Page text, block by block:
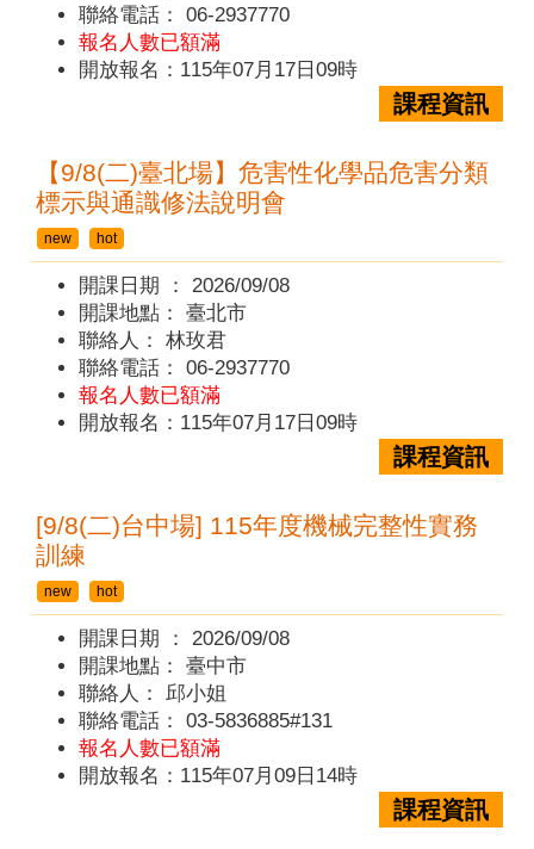
聯絡電話：06-2937770
報名人數已額滿
開放報名：115年07月17日09時
課程資訊
【9/8(二)臺北場】危害性化學品危害分類
標示與通識修法說明會
new hot
開課日期 ： 2026/09/08
開課地點：臺北市
聯絡人：林玫君
聯絡電話：06-2937770
報名人數已額滿
開放報名：115年07月17日09時
課程資訊
[9/8(二)台中場] 115年度機械完整性實務
訓練
new hot
開課日期 ： 2026/09/08
開課地點：臺中市
聯絡人：邱小姐
聯絡電話：03-5836885#131
報名人數已額滿
開放報名：115年07月09日14時
課程資訊